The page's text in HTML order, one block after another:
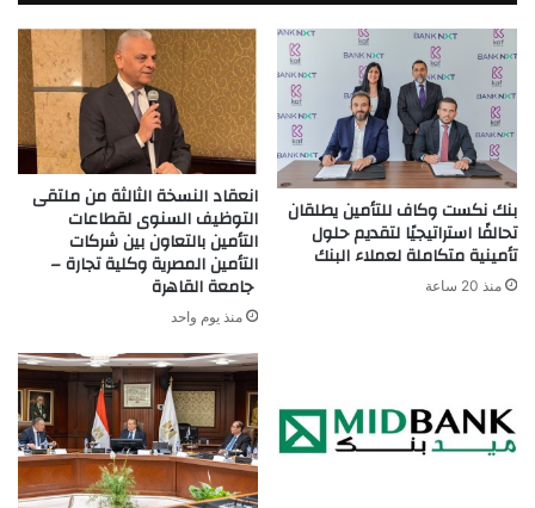
بنك نكست وكاف للتأمين يطلقان
تحالفًا استراتيجيًا لتقديم حلول
تأمينية متكاملة لعملاء البنك
منذ 20 ساعة
انعقاد النسخة الثالثة من ملتقى
التوظيف السنوى لقطاعات
التأمين بالتعاون بين شركات
التأمين المصرية وكلية تجارة –
جامعة القاهرة
منذ يوم واحد